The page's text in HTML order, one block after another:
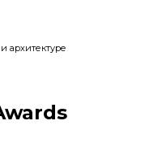
архитектуре